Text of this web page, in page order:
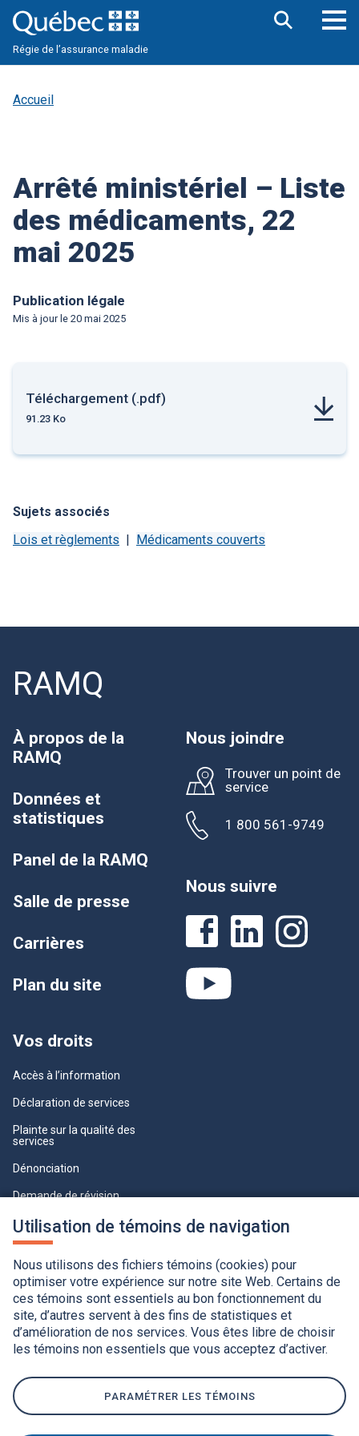
Utilisation de témoins de navigation
Nous utilisons des fichiers témoins (cookies) pour
optimiser votre expérience sur notre site Web. Certains de
ces témoins sont essentiels au bon fonctionnement du
site, d’autres servent à des fins de statistiques et
d’amélioration de nos services. Vous êtes libre de choisir
les témoins non essentiels que vous acceptez d’activer.
PARAMÉTRER LES TÉMOINS
contenu
principal
Régie de l’assurance maladie
barre
Accueil
Arrêté ministériel – Liste
des médicaments, 22
mai 2025
Publication légale
Mis à jour le 20 mai 2025
Téléchargement (.pdf)
91.23 Ko
Sujets associés
Lois et règlements
Médicaments couverts
RAMQ
À propos de la
RAMQ
Données et
statistiques
Panel de la RAMQ
Salle de presse
Carrières
Plan du site
Vos droits
Accès à l’information
Déclaration de services
Plainte sur la qualité des
services
Dénonciation
Demande de révision
Lois et règlements
Nous joindre
Trouver un point de
service
1 800 561-9749
Nous suivre
Accessibilité
Application de la Charte de la langue française
Politique de confidentialité
Québec.ca
Ce
une